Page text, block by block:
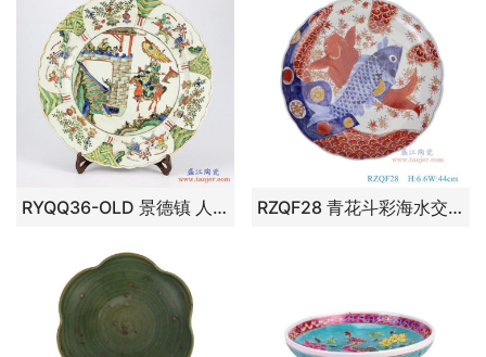
RYQQ36-OLD 景德镇 人物 粉彩手绘盘子 瓷盘 RZQF28 青花斗彩海水交叉鱼纹大盘， 高6.6直径44口径底径27.2重量3.15KG